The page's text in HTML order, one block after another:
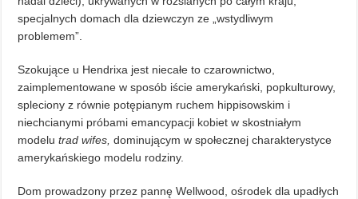
specjalnych domach dla dziewczyn ze „wstydliwym
problemem”.
Szokujące u Hendrixa jest niecałe to czarownictwo,
zaimplementowane w sposób iście amerykański, popkulturowy,
spleciony z równie potępianym ruchem hippisowskim i
niechcianymi próbami emancypacji kobiet w skostniałym
modelutrad wifes, dominującym w społecznej charakterystyce
amerykańskiego modelu rodziny.
Dom prowadzony przez pannę Wellwood, ośrodek dla upadłych